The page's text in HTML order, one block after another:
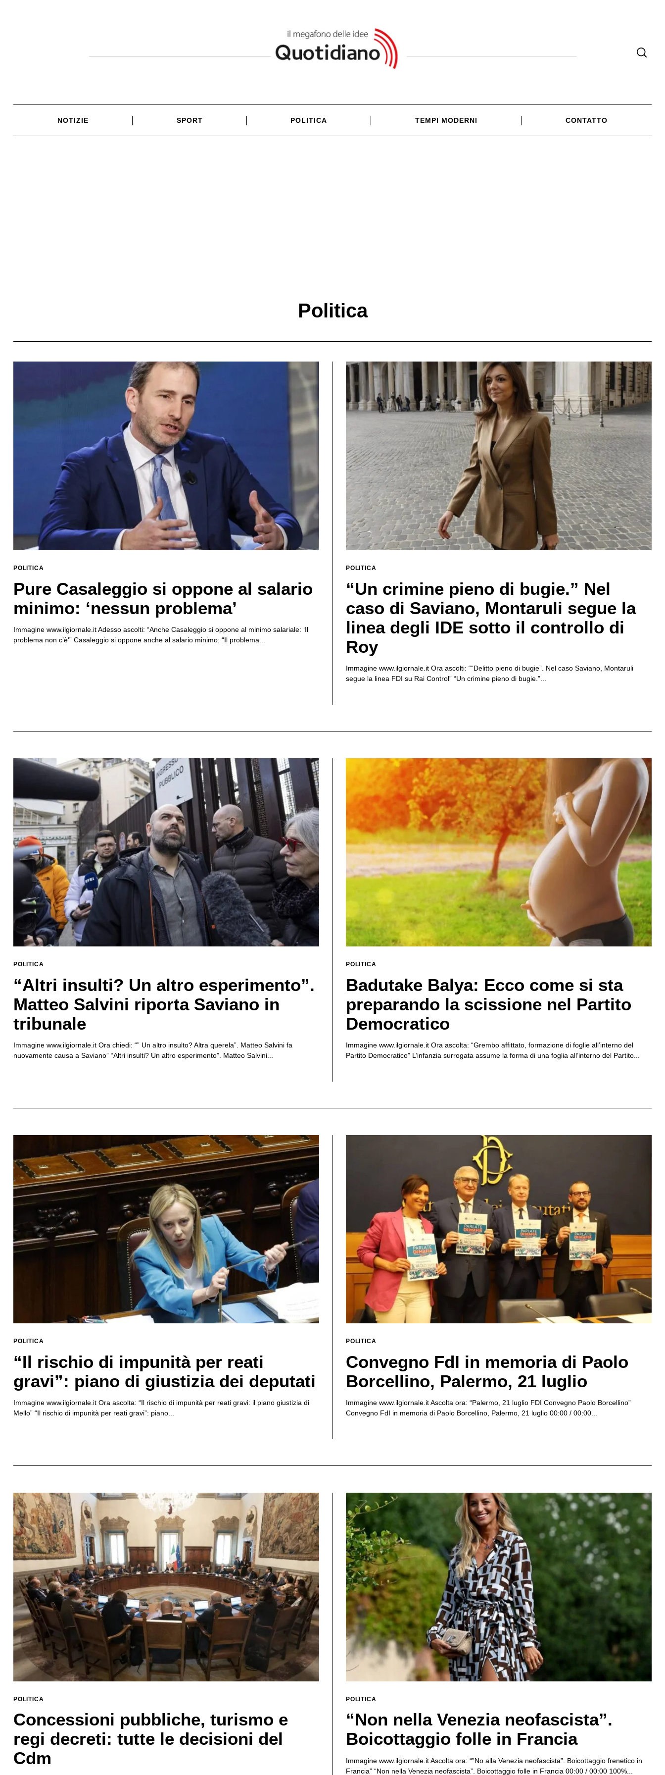
NOTIZIE SPORT POLITICA TEMPI MODERNI CONTATTO
Politica
POLITICA
Pure Casaleggio si oppone al salario
minimo: ‘nessun problema’
Immagine www.ilgiornale.it Adesso ascolti: “Anche Casaleggio si oppone al minimo salariale: ‘Il
problema non c’è'” Casaleggio si oppone anche al salario minimo: “Il problema...
POLITICA
“Un crimine pieno di bugie.” Nel
caso di Saviano, Montaruli segue la
linea degli IDE sotto il controllo di
Roy
Immagine www.ilgiornale.it Ora ascolti: ““Delitto pieno di bugie”. Nel caso Saviano, Montaruli
segue la linea FDI su Rai Control” “Un crimine pieno di bugie.”...
POLITICA
“Altri insulti? Un altro esperimento”.
Matteo Salvini riporta Saviano in
tribunale
Immagine www.ilgiornale.it Ora chiedi: “” Un altro insulto? Altra querela”. Matteo Salvini fa
nuovamente causa a Saviano” “Altri insulti? Un altro esperimento”. Matteo Salvini...
POLITICA
Badutake Balya: Ecco come si sta
preparando la scissione nel Partito
Democratico
Immagine www.ilgiornale.it Ora ascolta: “Grembo affittato, formazione di foglie all’interno del
Partito Democratico” L’infanzia surrogata assume la forma di una foglia all’interno del Partito...
POLITICA
“Il rischio di impunità per reati
gravi”: piano di giustizia dei deputati
Immagine www.ilgiornale.it Ora ascolta: “Il rischio di impunità per reati gravi: il piano giustizia di
Mello” “Il rischio di impunità per reati gravi”: piano...
POLITICA
Convegno FdI in memoria di Paolo
Borcellino, Palermo, 21 luglio
Immagine www.ilgiornale.it Ascolta ora: “Palermo, 21 luglio FDI Convegno Paolo Borcellino”
Convegno FdI in memoria di Paolo Borcellino, Palermo, 21 luglio 00:00 / 00:00...
POLITICA
Concessioni pubbliche, turismo e
regi decreti: tutte le decisioni del
Cdm
POLITICA
“Non nella Venezia neofascista”.
Boicottaggio folle in Francia
Immagine www.ilgiornale.it Ascolta ora: “”No alla Venezia neofascista”. Boicottaggio frenetico in
Francia” “Non nella Venezia neofascista”. Boicottaggio folle in Francia 00:00 / 00:00 100%...
Search
for: